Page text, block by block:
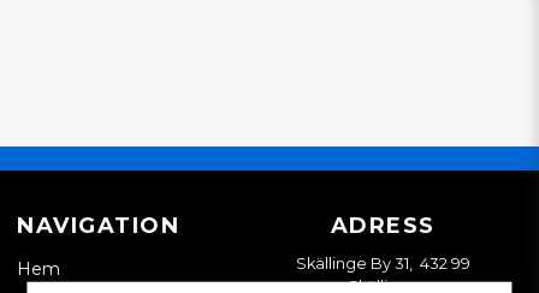
NAVIGATION
Hem
ADRESS
Skällinge By 31, 432 99
Skällinge